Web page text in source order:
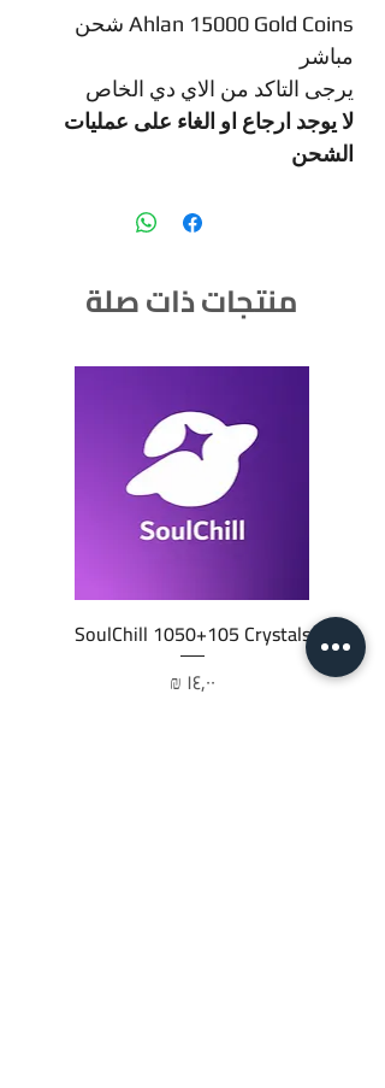
Ahlan 15000 Gold Coins شحن
مباشر
يرجى التاكد من الاي دي الخاص
لا يوجد ارجاع او الغاء على عمليات
الشحن
منتجات ذات صلة
SoulChill 1050+105 Crystals
السعر